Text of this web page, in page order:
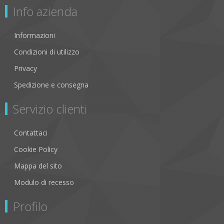
Info azienda
Informazioni
Condizioni di utilizzo
Privacy
Spedizione e consegna
Servizio clienti
Contattaci
Cookie Policy
Mappa del sito
Modulo di recesso
Profilo